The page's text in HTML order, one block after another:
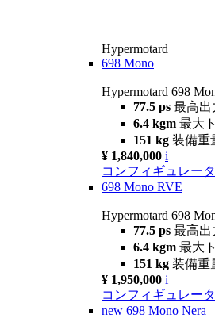
Hypermotard
698 Mono
Hypermotard 698
77.5 ps 最高出
6.4 kgm 最大
151 kg 装備重
¥ 1,840,000 i
コンフィギュレー
698 Mono RVE
Hypermotard 698
77.5 ps 最高出
6.4 kgm 最大
151 kg 装備重
¥ 1,950,000 i
コンフィギュレー
new 698 Mono Nera